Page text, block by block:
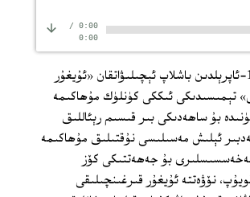
0:00
/
0:00
‪نيۇ-يورك شەھىرىدە 17-ئاپرېلدىن باشلاپ ئېچىلىۋاتقان «ئۇيغۇر
تېمىسىدىكى ئىككى كۈنلۈك مۇھاكىمە
بۇ ساھەدىكى بىر قىسىم رېئاللىق
ئېلىش مەسىلىسى نۇقتىلىق مۇھاكىمە
بۇ جەھەتتىكى كۆز
نۆۋەتتە ئۇيغۇر قىرغىنچىلىقى